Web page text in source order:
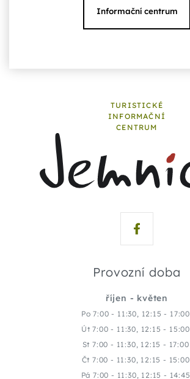
Informační centrum
TURISTICKÉ
INFORMAČNÍ
CENTRUM
Provozní doba
říjen - květen
Po 7:00 - 11:30, 12:15 - 17:00
Út 7:00 - 11:30, 12:15 - 15:00
St 7:00 - 11:30, 12:15 - 17:00
Čt 7:00 - 11:30, 12:15 - 15:00
Pá 7:00 - 11:30, 12:15 - 14:45